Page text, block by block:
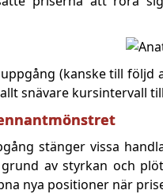
(kanske till följd
snävare kursintervall
stänger vissa
av styrkan och
nya positioner när